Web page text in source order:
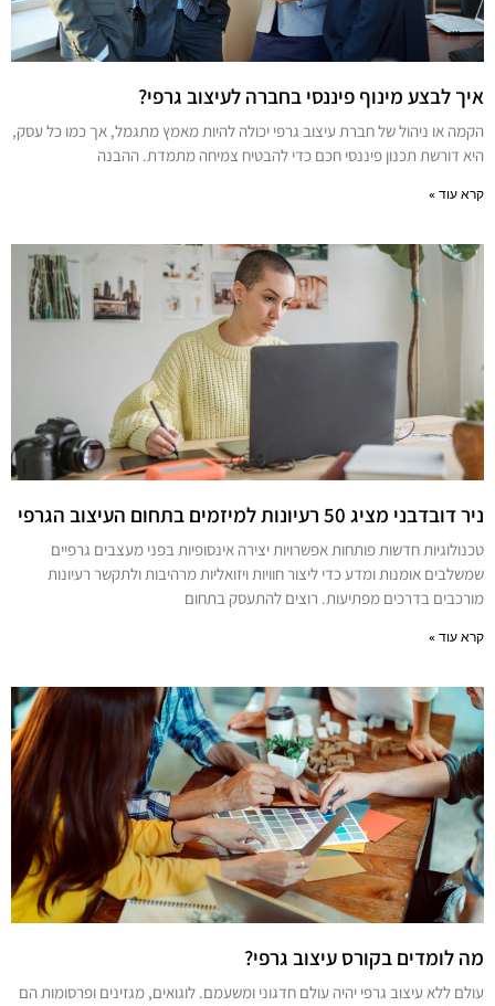
איך לבצע מינוף פיננסי בחברה לעיצוב גרפי?
הקמה או ניהול של חברת עיצוב גרפי יכולה להיות מאמץ מתגמל, אך כמו כל עסק,
היא דורשת תכנון פיננסי חכם כדי להבטיח צמיחה מתמדת. ההבנה
קרא עוד »
ניר דובדבני מציג 50 רעיונות למיזמים בתחום העיצוב הגרפי
טכנולוגיות חדשות פותחות אפשרויות יצירה אינסופיות בפני מעצבים גרפיים
שמשלבים אומנות ומדע כדי ליצור חוויות ויזואליות מרהיבות ולתקשר רעיונות
מורכבים בדרכים מפתיעות. רוצים להתעסק בתחום
קרא עוד »
מה לומדים בקורס עיצוב גרפי?
עולם ללא עיצוב גרפי יהיה עולם חדגוני ומשעמם. לוגואים, מגזינים ופרסומות הם